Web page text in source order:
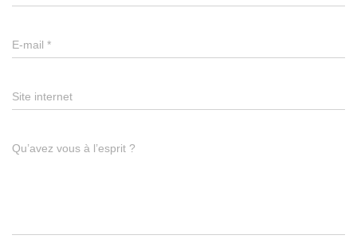
E-mail *
Site internet
Qu’avez vous à l’esprit ?